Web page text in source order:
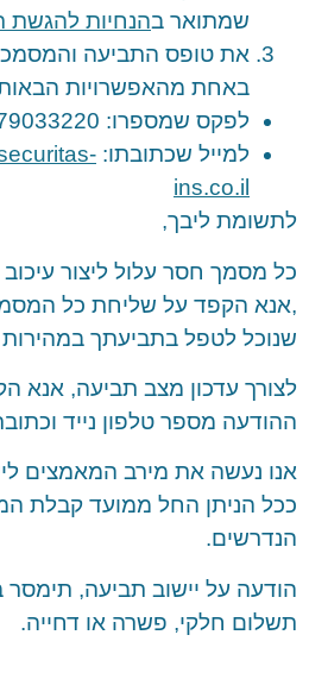
שמתואר בהנחיות להגשת
את טופס התביעה
באחת מהאפשרויות
לפקס שמספרו: 0779033220
למייל שכתובתו:
ins.co.il
לתשומת ליבך,
כל מסמך חסר עלול ליצור
,אנא הקפד על שליחת כל
שנוכל לטפל בתביעתך במהירות
לצורך עדכון מצב תביעה, אנא
ההודעה מספר טלפון נייד
אנו נעשה את מירב המאמצים
ככל הניתן החל ממועד קבלת
הנדרשים.
הודעה על יישוב תביעה,
תשלום חלקי, פשרה או דחייה.